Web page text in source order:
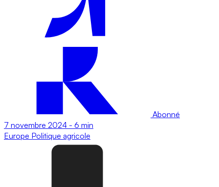
Abonné
7 novembre 2024 - 6 min
Europe Politique agricole